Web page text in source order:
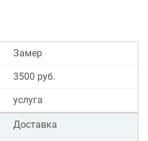
Замер
3500 руб.
услуга
Доставка